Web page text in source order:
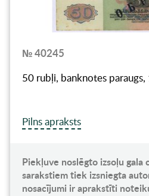
№ 40245
50 rubļi, banknotes paraugs,
Pilns apraksts
Piekļuve noslēgto izsoļu gala
sarakstiem tiek izsniegta
nosacījumi ir aprakstīti